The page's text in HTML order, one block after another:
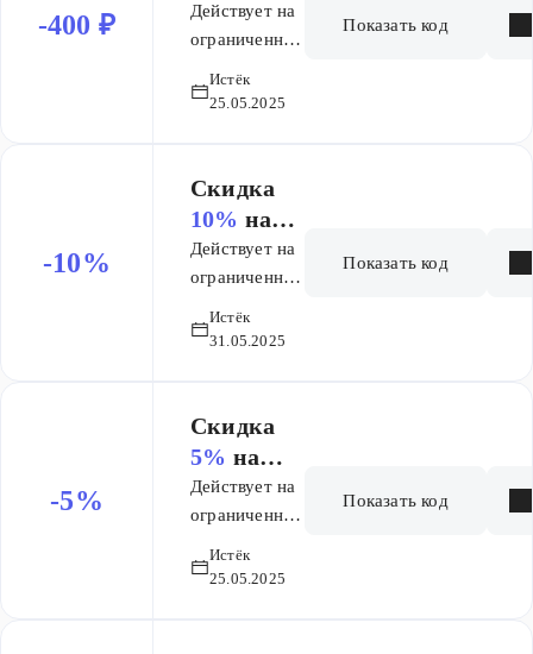
-400 ₽ заказ
Действует на
ограниченный
Истёк
25.05.2025
Показать код
-10%
Скидка
10% на
заказ
Действует на
ограниченный
товаров
Истёк
31.05.2025
Показать код
-5%
Скидка
5% на
заказ
Действует на
ограниченный
Истёк
25.05.2025
Показать код